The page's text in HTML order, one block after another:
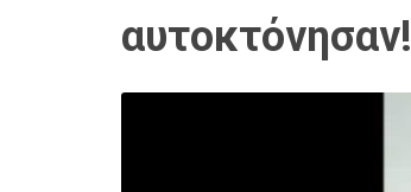
αυτοκτόνησαν!